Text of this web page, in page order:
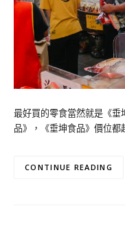
最好買的零食當然就是《
品》，《垂坤食品》價位
CONTINUE READING